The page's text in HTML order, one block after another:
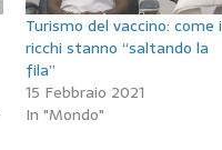
Turismo del vaccino: come i
ricchi stanno “saltando la
fila”
15 Febbraio 2021
In "Mondo"